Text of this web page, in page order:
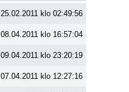
25.02.2011 klo 02:49:56
08.04.2011 klo 16:57:04
09.04.2011 klo 23:20:19
07.04.2011 klo 12:27:16